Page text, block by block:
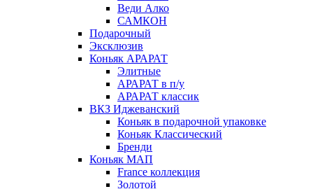
Веди Алко
САМКОН
Подарочный
Эксклюзив
Коньяк АРАРАТ
Элитные
АРАРАТ в п/у
АРАРАТ классик
ВКЗ Иджеванский
Коньяк в подарочной упаковке
Коньяк Классический
Бренди
Коньяк МАП
France коллекция
Золотой